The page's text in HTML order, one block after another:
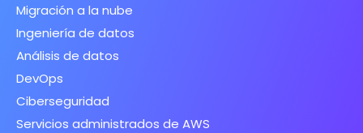
Migración a la nube
Ingeniería de datos
Análisis de datos
DevOps
Ciberseguridad
Servicios administrados de AWS